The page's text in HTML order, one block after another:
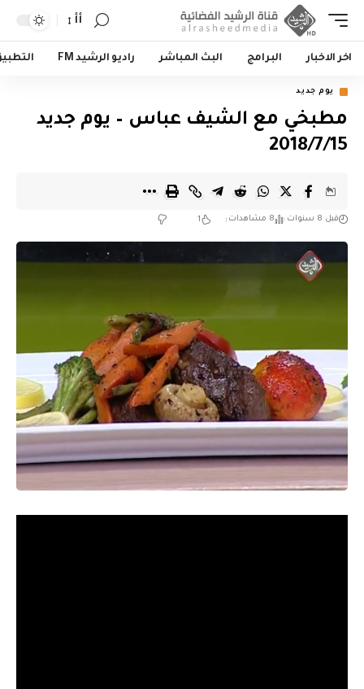
أأ
اخر الاخبار البرامج البث المباشر راديو الرشيد FM
يوم جديد
مطبخي مع الشيف عباس – يوم جديد
2018/7/15
قبل 8 سنوات 8 مشاهدات 1